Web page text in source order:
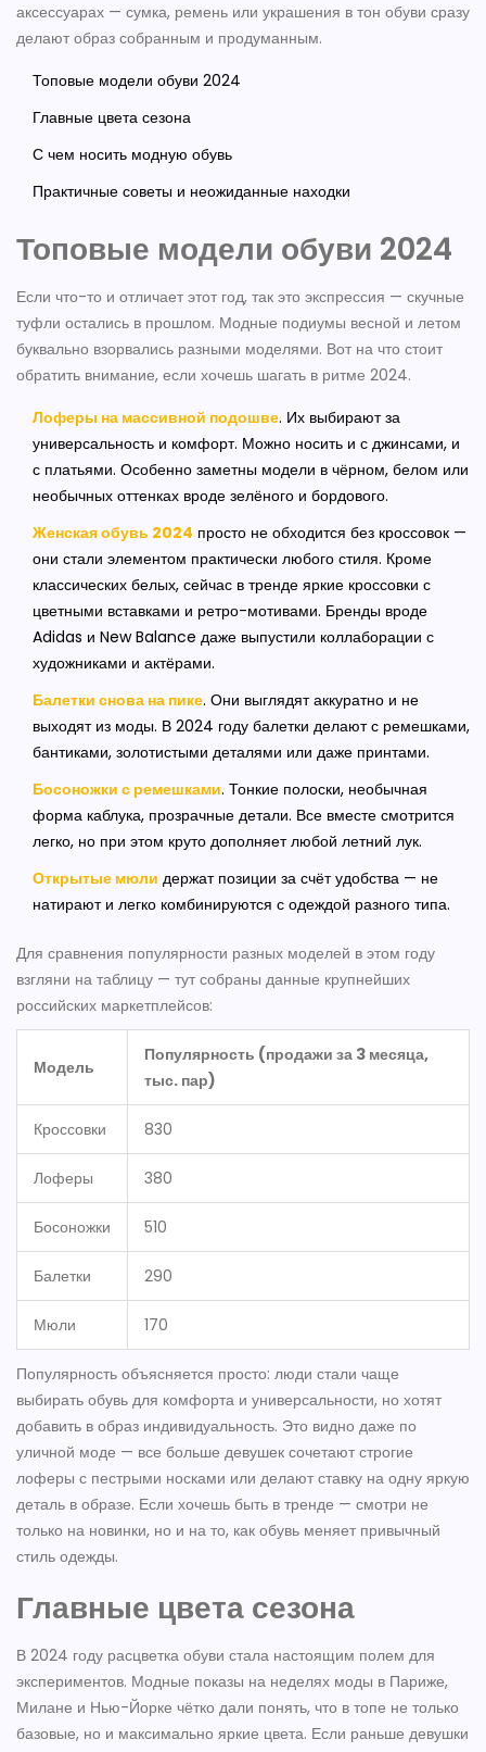
аксессуарах — сумка, ремень или украшения в тон обуви сразу
делают образ собранным и продуманным.
Топовые модели обуви 2024
Главные цвета сезона
С чем носить модную обувь
Практичные советы и неожиданные находки
Топовые модели обуви 2024
Если что-то и отличает этот год, так это экспрессия — скучные
туфли остались в прошлом. Модные подиумы весной и летом
буквально взорвались разными моделями. Вот на что стоит
обратить внимание, если хочешь шагать в ритме 2024.
Лоферы на массивной подошве. Их выбирают за
универсальность и комфорт. Можно носить и с джинсами, и
с платьями. Особенно заметны модели в чёрном, белом или
необычных оттенках вроде зелёного и бордового.
Женская обувь 2024 просто не обходится без кроссовок —
они стали элементом практически любого стиля. Кроме
классических белых, сейчас в тренде яркие кроссовки с
цветными вставками и ретро-мотивами. Бренды вроде
Adidas и New Balance даже выпустили коллаборации с
художниками и актёрами.
Балетки снова на пике. Они выглядят аккуратно и не
выходят из моды. В 2024 году балетки делают с ремешками,
бантиками, золотистыми деталями или даже принтами.
Босоножки с ремешками. Тонкие полоски, необычная
форма каблука, прозрачные детали. Все вместе смотрится
легко, но при этом круто дополняет любой летний лук.
Открытые мюли держат позиции за счёт удобства — не
натирают и легко комбинируются с одеждой разного типа.
Для сравнения популярности разных моделей в этом году
взгляни на таблицу — тут собраны данные крупнейших
российских маркетплейсов:
Модель
Популярность (продажи за 3 месяца,
тыс. пар)
Кроссовки 830
Лоферы 380
Босоножки 510
Балетки 290
Мюли 170
Популярность объясняется просто: люди стали чаще
выбирать обувь для комфорта и универсальности, но хотят
добавить в образ индивидуальность. Это видно даже по
уличной моде — все больше девушек сочетают строгие
лоферы с пестрыми носками или делают ставку на одну яркую
деталь в образе. Если хочешь быть в тренде — смотри не
только на новинки, но и на то, как обувь меняет привычный
стиль одежды.
Главные цвета сезона
В 2024 году расцветка обуви стала настоящим полем для
экспериментов. Модные показы на неделях моды в Париже,
Милане и Нью-Йорке чётко дали понять, что в топе не только
базовые, но и максимально яркие цвета. Если раньше девушки